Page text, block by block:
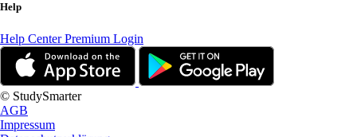
Help
Help CenterPremium Login
© StudySmarter
AGB
Impressum